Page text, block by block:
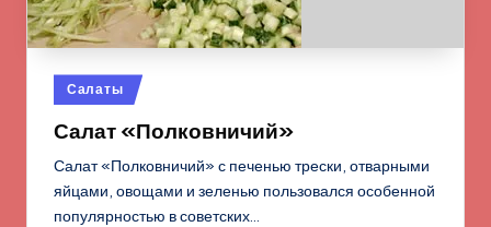
Опубликовано
в
Салаты
Салат «Полковничий»
Салат «Полковничий» с печенью трески, отварными
яйцами, овощами и зеленью пользовался особенной
популярностью в советских…